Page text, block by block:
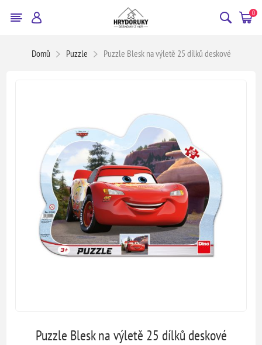
0
Domů Puzzle Puzzle Blesk na výletě 25 dílků deskové
Puzzle Blesk na výletě 25 dílků deskové